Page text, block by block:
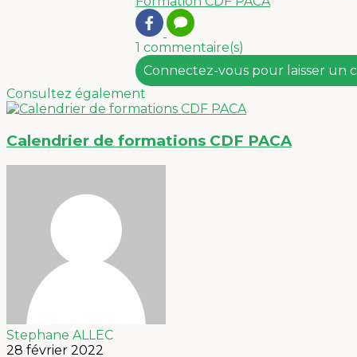
1 commentaire(s)
Connectez-vous pour laisser un
Consultez également
Calendrier de formations CDF PACA
Stephane ALLEC
28 février 2022